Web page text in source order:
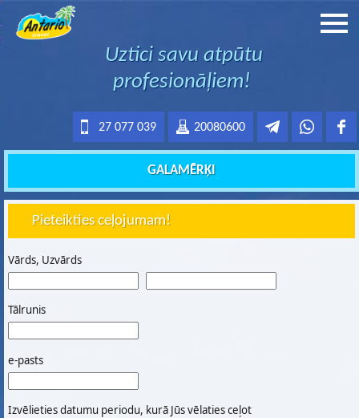
Uztici savu atpūtu
profesionāļiem!
20080600
27 077 039
GALAMĒRĶI
Pieteikties ceļojumam!
Vārds, Uzvārds
Tālrunis
e-pasts
Izvēlieties datumu periodu, kurā Jūs vēlaties ceļot